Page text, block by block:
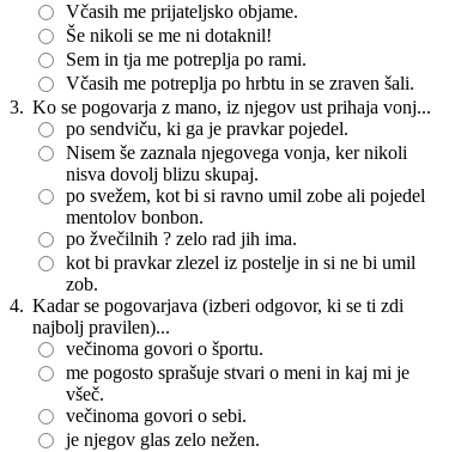
Včasih me prijateljsko objame.
Še nikoli se me ni dotaknil!
Sem in tja me potreplja po rami.
Včasih me potreplja po hrbtu in se zraven šali.
3. Ko se pogovarja z mano, iz njegov ust prihaja vonj...
po sendviču, ki ga je pravkar pojedel.
Nisem še zaznala njegovega vonja, ker nikoli
nisva dovolj blizu skupaj.
po svežem, kot bi si ravno umil zobe ali pojedel
mentolov bonbon.
po žvečilnih ? zelo rad jih ima.
kot bi pravkar zlezel iz postelje in si ne bi umil
zob.
4. Kadar se pogovarjava (izberi odgovor, ki se ti zdi
najbolj pravilen)...
večinoma govori o športu.
me pogosto sprašuje stvari o meni in kaj mi je
všeč.
večinoma govori o sebi.
je njegov glas zelo nežen.